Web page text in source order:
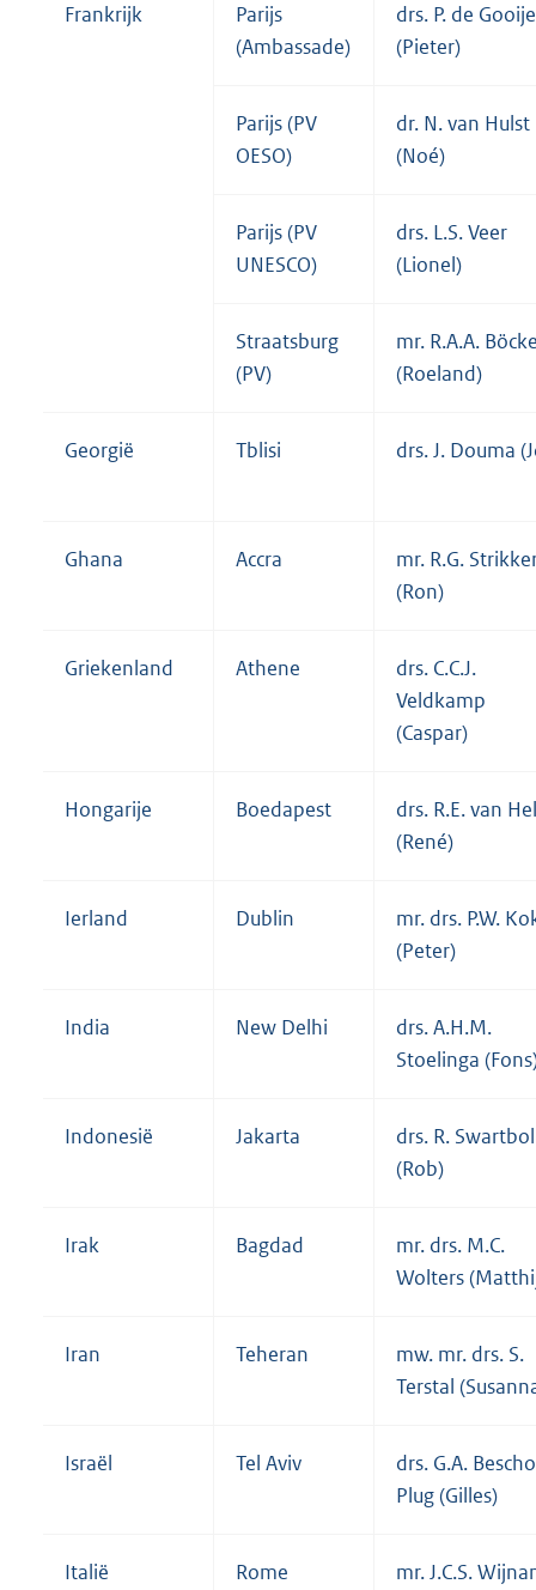
Frankrijk
Parijs
(Ambassade)
drs. P. de
(Pieter)
Parijs (PV
OESO)
dr. N. van Hulst
(Noé)
Parijs (PV
UNESCO)
drs. L.S. Veer
(Lionel)
Straatsburg
(PV)
mr. R.A.A.
(Roeland)
Georgië Tblisi drs. J. Douma
Ghana Accra
mr. R.G.
(Ron)
Griekenland Athene
drs. C.C.J.
Veldkamp
(Caspar)
Hongarije Boedapest
drs. R.E. van
(René)
Ierland Dublin
mr. drs. P.W.
(Peter)
India New Delhi
drs. A.H.M.
Stoelinga
Indonesië Jakarta
drs. R. Swartbol
(Rob)
Irak Bagdad
mr. drs. M.C.
Wolters
Iran Teheran
mw. mr. drs. S.
Terstal
Israël Tel Aviv
drs. G.A.
Plug (Gilles)
Italië
Rome
mr. J.C.S.